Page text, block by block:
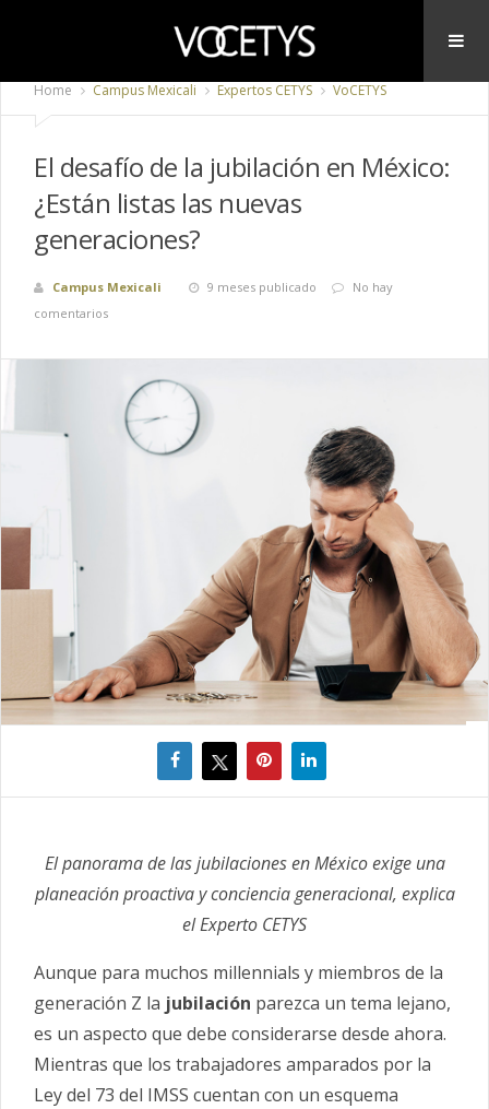
Home Campus Mexicali Expertos CETYS VoCETYS
El desafío de la jubilación en México:
¿Están listas las nuevas
generaciones?
Campus Mexicali 9 meses publicado
No hay
comentarios
El panorama de las jubilaciones en México exige una
planeación proactiva y conciencia generacional, explica
el Experto CETYS
Aunque para muchos millennials y miembros de la
generación Z la jubilación parezca un tema lejano,
es un aspecto que debe considerarse desde ahora.
Mientras que los trabajadores amparados por la
Ley del 73 del IMSS cuentan con un esquema